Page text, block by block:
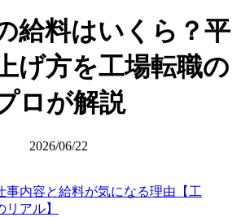
給料はいくら？平
げ方を工場転職の
ロが解説
2026/06/22
事内容と給料が気になる理由【工
アル】